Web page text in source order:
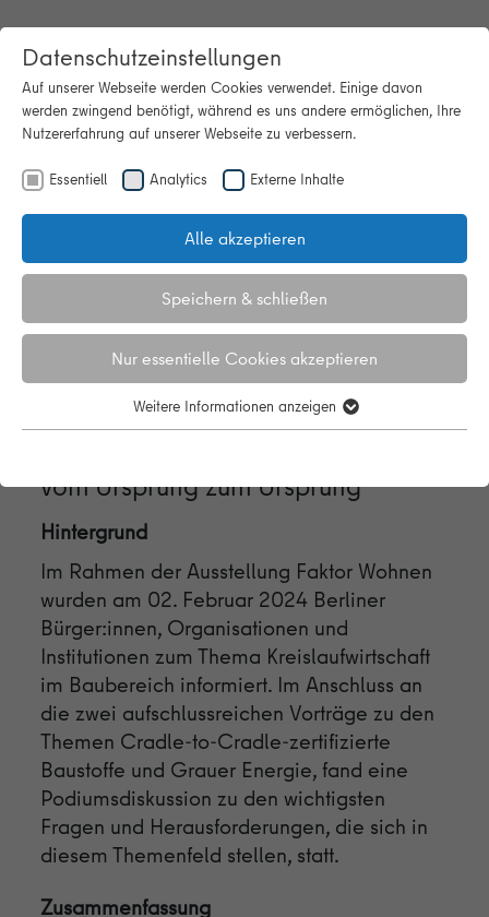
Startseite
Faktor Wohnen: Recycling von Baumaterialien – vom
Ursprung zum Ursprung
Faktor Wohnen: Recycling von
Baumaterialien – vom Ursprung
zum Ursprung
vom Ursprung zum Ursprung
Hintergrund
Im Rahmen der Ausstellung Faktor Wohnen
wurden am 02. Februar 2024 Berliner
Bürger:innen, Organisationen und
Institutionen zum Thema Kreislaufwirtschaft
im Baubereich informiert. Im Anschluss an
die zwei aufschlussreichen Vorträge zu den
Themen Cradle-to-Cradle-zertifizierte
Baustoffe und Grauer Energie, fand eine
Podiumsdiskussion zu den wichtigsten
Fragen und Herausforderungen, die sich in
diesem Themenfeld stellen, statt.
Zusammenfassung
Datenschutzeinstellungen
Auf unserer Webseite werden Cookies verwendet. Einige davon
werden zwingend benötigt, während es uns andere ermöglichen, Ihre
Nutzererfahrung auf unserer Webseite zu verbessern.
Essentiell Analytics Externe Inhalte
Alle akzeptieren
Speichern & schließen
Nur essentielle Cookies akzeptieren
einwandfrei funktioniert.
Name
Anbieter Engine Productions
Laufzeit 1 Jahr
Zweck Steuerung der Cookies und externen Inhalte.
Cookie-Informationen anzeigen
Analytics
Wir nutzen Analytics-Cookies, damit wir Sie auf unserer Seite
wiedererkennen und den Erfolg unserer Kampagnen messen zu
können.
Name _ga
Anbieter Google
Laufzeit 2 Jahre
Zweck
Cookie von Google zur Steuerung der
Cookie-Informationen anzeigen
Externe Inhalte
Wir verwenden auf unserer Website externe Inhalte, um Ihnen
zusätzliche Informationen anzubieten.
Weitere Informationen anzeigen